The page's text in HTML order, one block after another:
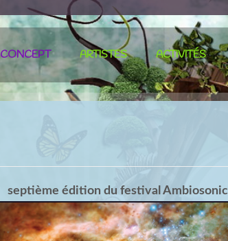
CONCEPT ARTISTES ACTIVITÉS
septième édition du festival Ambiosonic